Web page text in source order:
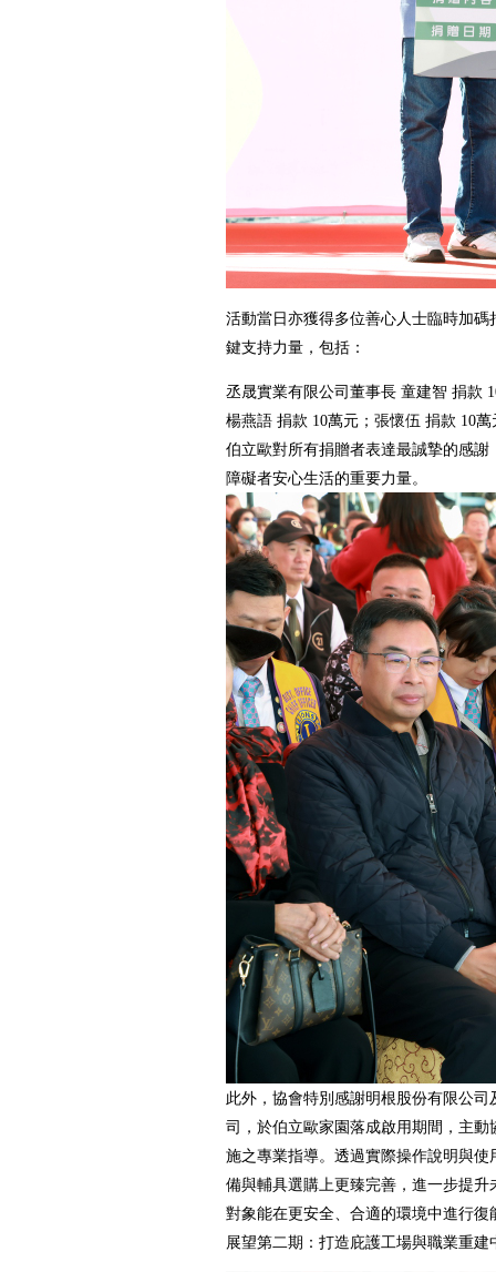
活動當日亦獲得多位善心人士臨時加
鍵支持力量，包括：
丞晟實業有限公司董事長 童建智 捐款
楊燕語 捐款 10萬元；張懷伍 捐款 10
伯立歐對所有捐贈者表達最誠摯的感
障礙者安心生活的重要力量。
此外，協會特別感謝明根股份有限公
司，於伯立歐家園落成啟用期間，主
施之專業指導。透過實際操作說明與
備與輔具選購上更臻完善，進一步提
對象能在更安全、合適的環境中進行復
展望第二期：打造庇護工場與職業重建